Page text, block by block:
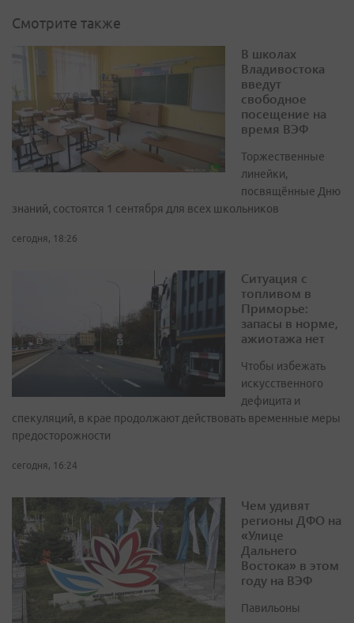
Смотрите также
В школах
Владивостока
введут
свободное
посещение на
время ВЭФ
Торжественные
линейки,
посвящённые Дню
знаний, состоятся 1 сентября для всех школьников
сегодня, 18:26
Ситуация с
топливом в
Приморье:
запасы в норме,
ажиотажа нет
Чтобы избежать
искусственного
дефицита и
спекуляций, в крае продолжают действовать временные меры
предосторожности
сегодня, 16:24
Чем удивят
регионы ДФО на
«Улице
Дальнего
Востока» в этом
году на ВЭФ
Павильоны